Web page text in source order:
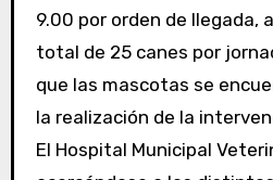
9.00 por orden de llegada,
total de 25 canes por
que las mascotas se
la realización de la
El Hospital Municipal